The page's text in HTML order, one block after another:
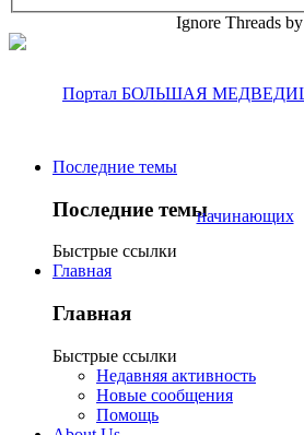
Ignore Threads by
Последние темы
Последние темы
Быстрые ссылки
Главная
Главная
Быстрые ссылки
Недавняя активность
Новые сообщения
Помощь